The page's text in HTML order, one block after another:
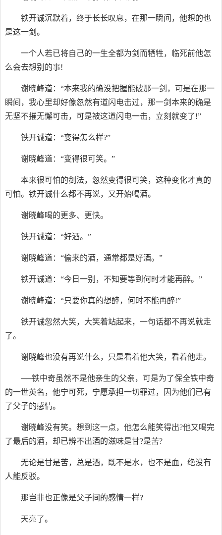
铁开诚沉默着，终于长长叹息，在那一瞬间，他想的也
是这一剑。
一个人若已将自己的一生全都为剑而牺牲，临死前他怎
么会去想别的事!
谢晓峰道：“本来我的确没把握能破那一剑，可是在那一
瞬间，我心里却好像忽然有道闪电击过，那一剑本来的确是
无坚不摧无懈可击，可是被这道闪电一击，立刻就变了!”
铁开诚道：“变得怎么样?”
谢晓峰道：“变得很可笑。”
本来很可怕的剑法，忽然变得很可笑，这种变化才真的
可怕。铁开诚什么都不再说，又开始喝酒。
谢晓峰喝的更多、更快。
铁开诚道：“好酒。”
谢晓峰道：“偷来的酒，通常都是好酒。”
铁开诚道：“今日一别，不知要等到何时才能再醉。”
谢晓峰道：“只要你真的想醉，何时不能再醉!”
铁开诚忽然大笑，大笑着站起来，一句话都不再说就走
了。
谢晓峰也没有再说什么，只是看着他大笑，看着他走。
──铁中奇虽然不是他亲生的父亲，可是为了保全铁中奇
的一世英名，他宁可死，宁愿承担一切罪过，因为他们已有
了父子的感情。
谢晓峰没有笑。想到这一点，他怎么能笑得出?他又喝完
了最后的酒，却已辨不出酒的滋味是甘?是苦?
无论是甘是苦，总是酒，既不是水，也不是血，绝没有
人能反驳。
那岂非也正像是父子间的感情一样?
天亮了。